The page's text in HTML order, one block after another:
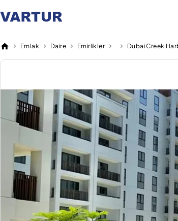
Emlak Daire Emirlikler Dubai Creek